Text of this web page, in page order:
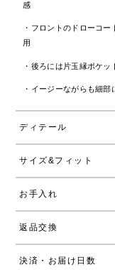
感
・フロントのドローコ
用
・後ろには片玉縁ポケ
・イージーながらも細
ディテール
サイズ&フィット
お手入れ
返品交換
決済・お届け日数